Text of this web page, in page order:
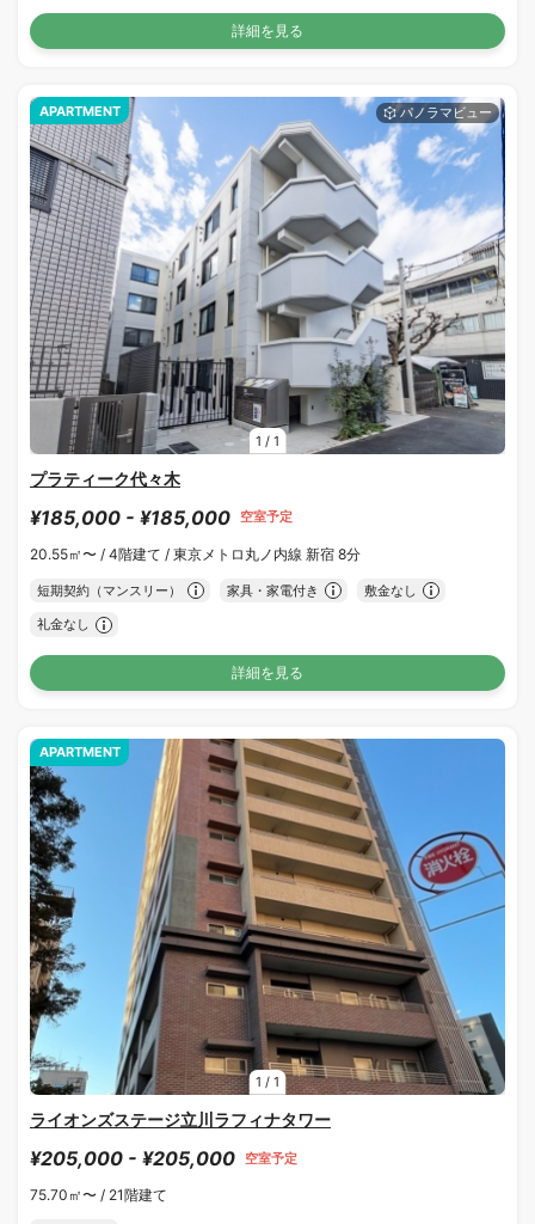
詳細を見る
1 / 1
APARTMENT
プラティーク代々木
¥185,000 - ¥185,000 空室予定
20.55㎡〜 / 4階建て / 東京メトロ丸ノ内線 新宿 8分
短期契約（マンスリー） 家具・家電付き 敷金なし
礼金なし
詳細を見る
1 / 1
APARTMENT
ライオンズステージ立川ラフィナタワー
¥205,000 - ¥205,000 空室予定
75.70㎡〜 / 21階建て